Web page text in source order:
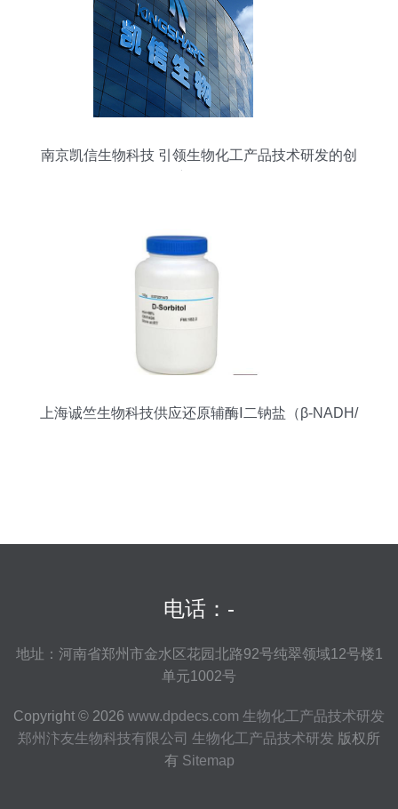
南京凯信生物科技 引领生物化工产品技术研发的创
上海诚竺生物科技供应还原辅酶Ⅰ二钠盐（β-NADH/
电话：-
地址：河南省郑州市金水区花园北路92号纯翠领域12号楼1
单元1002号
Copyright © 2026 www.dpdecs.com 生物化工产品技术研发
郑州汴友生物科技有限公司 生物化工产品技术研发 版权所
有 Sitemap